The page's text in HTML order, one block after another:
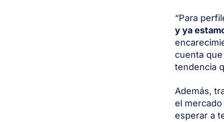
“Para
y ya
cuenta
tendencia
Además,
el
esperar a